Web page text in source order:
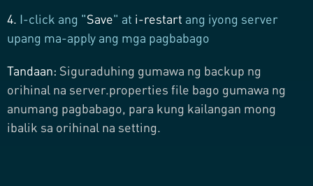
4. I-click ang "Save" at i-restart ang iyong server
upang ma-apply ang mga pagbabago
Tandaan: Siguraduhing gumawa ng backup ng
orihinal na server.properties file bago gumawa ng
anumang pagbabago, para kung kailangan mong
ibalik sa orihinal na setting.